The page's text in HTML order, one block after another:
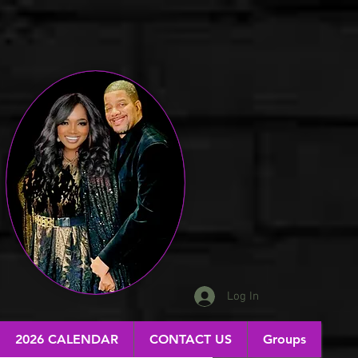
Log In
2026 CALENDAR CONTACT US Groups